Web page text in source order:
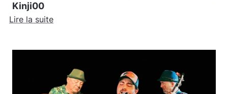
Kinji00
Lire la suite